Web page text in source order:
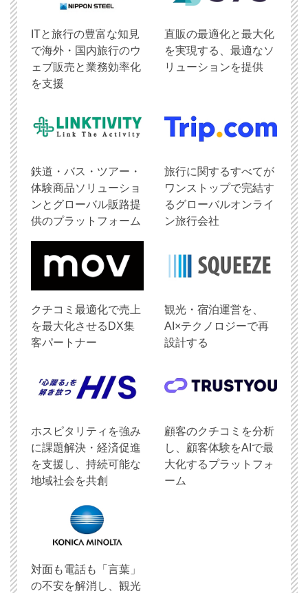
ITと旅行の豊富な知見
で海外・国内旅行のウ
ェブ販売と業務効率化
を支援
直販の最適化と最大化
を実現する、最適なソ
リューションを提供
鉄道・バス・ツアー・
体験商品ソリューショ
ンとグローバル販路提
供のプラットフォーム
旅行に関するすべてが
ワンストップで完結す
るグローバルオンライ
ン旅行会社
クチコミ最適化で売上
を最大化させるDX集
客パートナー
観光・宿泊運営を、
AI×テクノロジーで再
設計する
ホスピタリティを強み
に課題解決・経済促進
を支援し、持続可能な
地域社会を共創
顧客のクチコミを分析
し、顧客体験をAIで最
大化するプラットフォ
ーム
対面も電話も「言葉」
の不安を解消し、観光